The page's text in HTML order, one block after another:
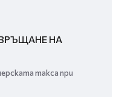
НА
такса при